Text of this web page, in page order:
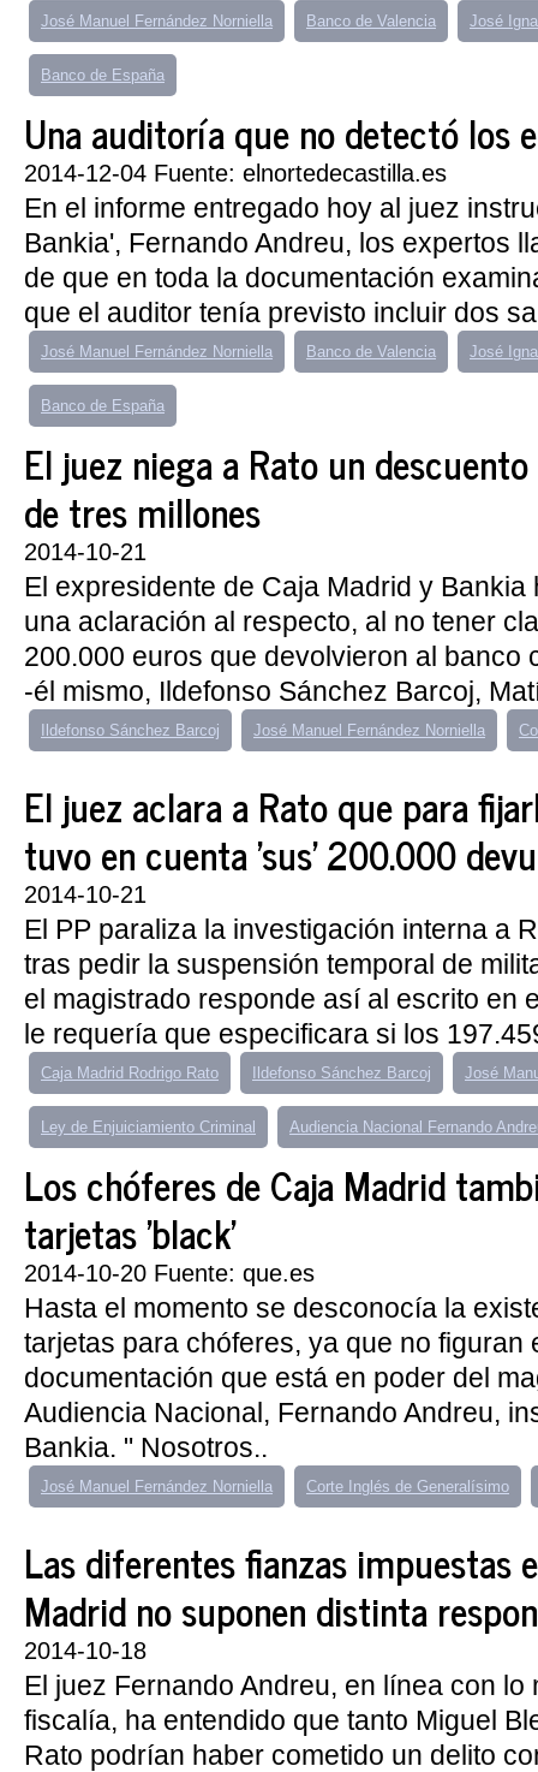
José Manuel Fernández Norniella Banco de Valencia José
Banco de España
Una auditoría que no detectó los
2014-12-04 Fuente: elnortedecastilla.es
En el informe entregado hoy al juez
Bankia', Fernando Andreu, los expertos
de que en toda la documentación
que el auditor tenía previsto incluir dos
José Manuel Fernández Norniella Banco de Valencia José
Banco de España
El juez niega a Rato un
de tres millones
2014-10-21
El expresidente de Caja Madrid y Bankia
una aclaración al respecto, al no tener
200.000 euros que devolvieron al banco
-él mismo, Ildefonso Sánchez Barcoj,
Ildefonso Sánchez Barcoj José Manuel Fernández Norniella
El juez aclara a Rato que para
tuvo en cuenta 'sus' 200.000
2014-10-21
El PP paraliza la investigación interna a
tras pedir la suspensión temporal de
el magistrado responde así al escrito en
le requería que especificara si los
Caja Madrid Rodrigo Rato Ildefonso Sánchez Barcoj José
Ley de Enjuiciamiento Criminal Audiencia Nacional Fernando
Los chóferes de Caja Madrid
tarjetas 'black'
2014-10-20 Fuente: que.es
Hasta el momento se desconocía la
tarjetas para chóferes, ya que no figuran
documentación que está en poder del
Audiencia Nacional, Fernando Andreu,
Bankia. " Nosotros..
José Manuel Fernández Norniella Corte Inglés de Generalísimo
Las diferentes fianzas impuestas
Madrid no suponen distinta
2014-10-18
El juez Fernando Andreu, en línea con lo
fiscalía, ha entendido que tanto Miguel
Rato podrían haber cometido un delito